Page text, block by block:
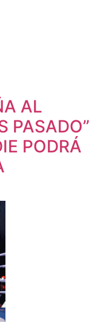
AL
PASADO”
PODRÁ